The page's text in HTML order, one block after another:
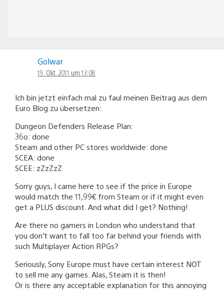
Golwar
19. Okt. 2011 um 13:08
Ich bin jetzt einfach mal zu faul meinen Beitrag aus dem
Euro Blog zu übersetzen:
Dungeon Defenders Release Plan:
36o: done
Steam and other PC stores worldwide: done
SCEA: done
SCEE: zZzZzZ
Sorry guys, I came here to see if the price in Europe
would match the 11,99€ from Steam or if it might even
get a PLUS discount. And what did I get? Nothing!
Are there no gamers in London who understand that
you don’t want to fall too far behind your friends with
such Multiplayer Action RPGs?
Seriously, Sony Europe must have certain interest NOT
to sell me any games. Alas, Steam it is then!
Or is there any acceptable explanation for this annoying